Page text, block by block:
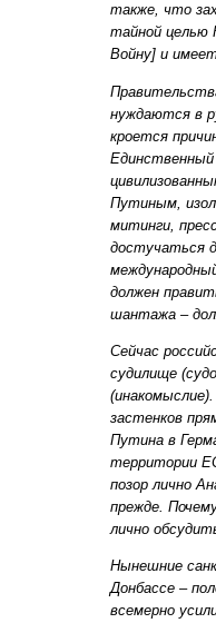
также, что
тайной целью
Войну] и
нуждаются в
кроется
Путиным,
митинги,
достучаться
должен
шантажа –
Сейчас
судилище
застенков
Путина в
территории
позор лично
прежде.
лично
Нынешние
Донбассе –
всемерно